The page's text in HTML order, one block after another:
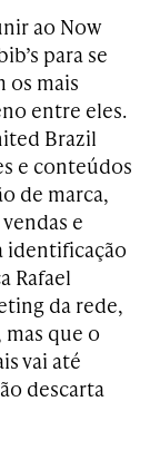
ao Now
para se
os mais
entre eles.
Brazil
e conteúdos
de marca,
e
identificação
Rafael
da rede,
que o
vai até
descarta